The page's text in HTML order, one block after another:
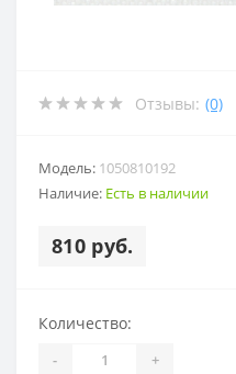
Отзывы: (0)
Модель: 1050810192
Наличие: Есть в наличии
810 руб.
Количество:
- +